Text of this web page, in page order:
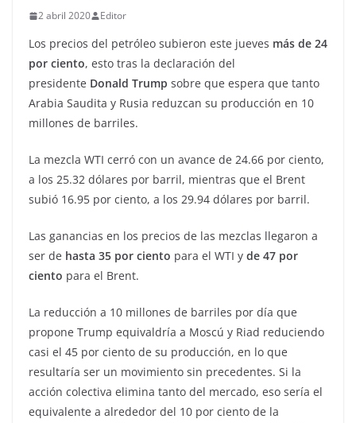
2 abril 2020 Editor
Los precios del petróleo subieron este jueves más de 24
por ciento, esto tras la declaración del
presidente Donald Trump sobre que espera que tanto
Arabia Saudita y Rusia reduzcan su producción en 10
millones de barriles.
La mezcla WTI cerró con un avance de 24.66 por ciento,
a los 25.32 dólares por barril, mientras que el Brent
subió 16.95 por ciento, a los 29.94 dólares por barril.
Las ganancias en los precios de las mezclas llegaron a
ser de hasta 35 por ciento para el WTI y de 47 por
ciento para el Brent.
La reducción a 10 millones de barriles por día que
propone Trump equivaldría a Moscú y Riad reduciendo
casi el 45 por ciento de su producción, en lo que
resultaría ser un movimiento sin precedentes. Si la
acción colectiva elimina tanto del mercado, eso sería el
equivalente a alrededor del 10 por ciento de la